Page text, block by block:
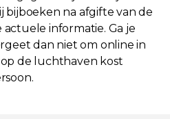
bijboeken na afgifte van de
informatie. Ga je
dan niet om online in
de luchthaven kost